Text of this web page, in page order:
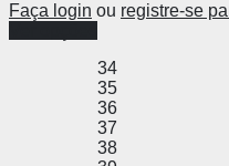
Faça login ou registre-se
34
35
36
37
38